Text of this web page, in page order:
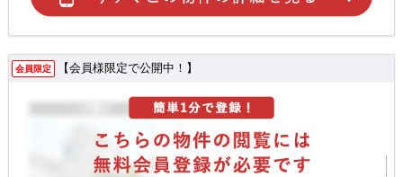
会員限定 【会員様限定で公開中！】